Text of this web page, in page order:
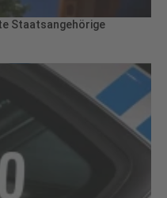
Staatsangehörige